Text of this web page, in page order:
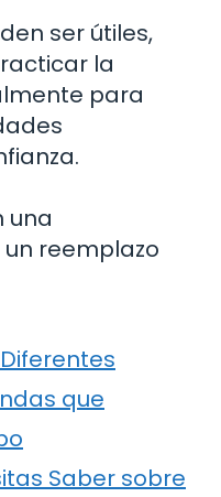
ser útiles,
la
para
una
reemplazo
que
Saber sobre